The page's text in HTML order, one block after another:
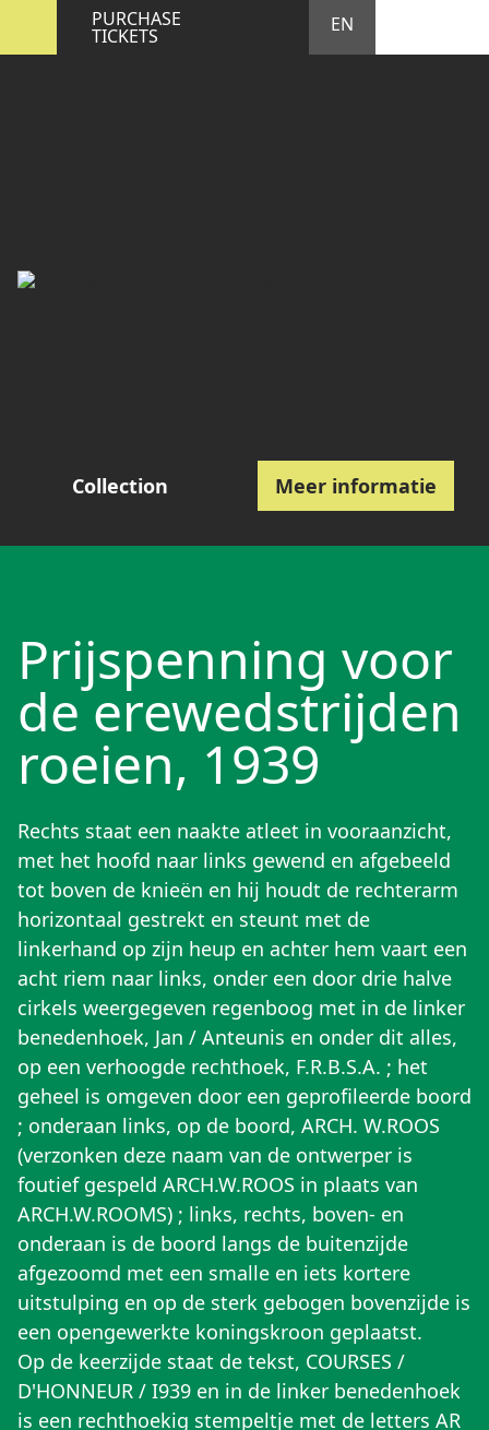
PURCHASE
TICKETS EN
Collection Meer informatie
Prijspenning voor
de erewedstrijden
roeien, 1939
Rechts staat een naakte atleet in vooraanzicht,
met het hoofd naar links gewend en afgebeeld
tot boven de knieën en hij houdt de rechterarm
horizontaal gestrekt en steunt met de
linkerhand op zijn heup en achter hem vaart een
acht riem naar links, onder een door drie halve
cirkels weergegeven regenboog met in de linker
benedenhoek, Jan / Anteunis en onder dit alles,
op een verhoogde rechthoek, F.R.B.S.A. ; het
geheel is omgeven door een geprofileerde boord
; onderaan links, op de boord, ARCH. W.ROOS
(verzonken deze naam van de ontwerper is
foutief gespeld ARCH.W.ROOS in plaats van
ARCH.W.ROOMS) ; links, rechts, boven- en
onderaan is de boord langs de buitenzijde
afgezoomd met een smalle en iets kortere
uitstulping en op de sterk gebogen bovenzijde is
een opengewerkte koningskroon geplaatst.
Op de keerzijde staat de tekst, COURSES /
D'HONNEUR / I939 en in de linker benedenhoek
is een rechthoekig stempeltje met de letters AR